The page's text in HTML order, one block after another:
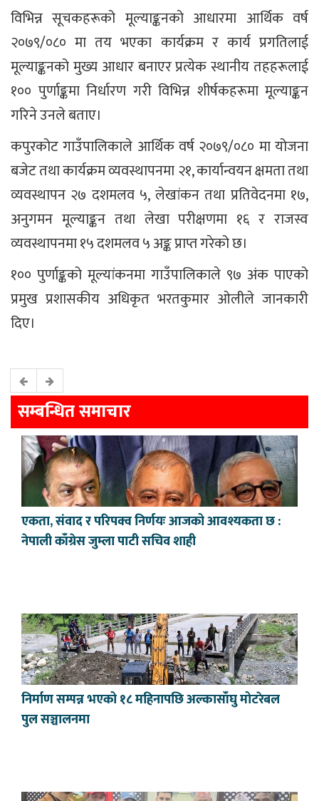
विभिन्न सूचकहरूको मूल्याङ्कनको आधारमा आर्थिक वर्ष
२०७९/०८० मा तय भएका कार्यक्रम र कार्य प्रगतिलाई
मूल्याङ्कनको मुख्य आधार बनाएर प्रत्येक स्थानीय तहहरूलाई
१०० पुर्णाङ्कमा निर्धारण गरी विभिन्न शीर्षकहरूमा मूल्याङ्कन
गरिने उनले बताए।
कपुरकोट गाउँपालिकाले आर्थिक वर्ष २०७९/०८० मा योजना
बजेट तथा कार्यक्रम व्यवस्थापनमा २१, कार्यान्वयन क्षमता तथा
व्यवस्थापन २७ दशमलव ५, लेखांकन तथा प्रतिवेदनमा १७,
अनुगमन मूल्याङ्कन तथा लेखा परीक्षणमा १६ र राजस्व
व्यवस्थापनमा १५ दशमलव ५ अङ्क प्राप्त गरेको छ।
१०० पुर्णाङ्कको मूल्यांकनमा गाउँपालिकाले ९७ अंक पाएको
प्रमुख प्रशासकीय अधिकृत भरतकुमार ओलीले जानकारी
दिए।
सम्बन्धित समाचार
एकता, संवाद र परिपक्व निर्णयः आजको आवश्यकता छ :
नेपाली काँग्रेस जुम्ला पाटी सचिव शाही
निर्माण सम्पन्न भएको १८ महिनापछि अल्कासाँघु मोटरेबल
पुल सञ्चालनमा